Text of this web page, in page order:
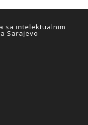
sa intelektualnim
Sarajevo